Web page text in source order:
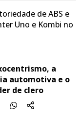
de ABS e
Uno e Kombi no
a
automotiva e o
de clero